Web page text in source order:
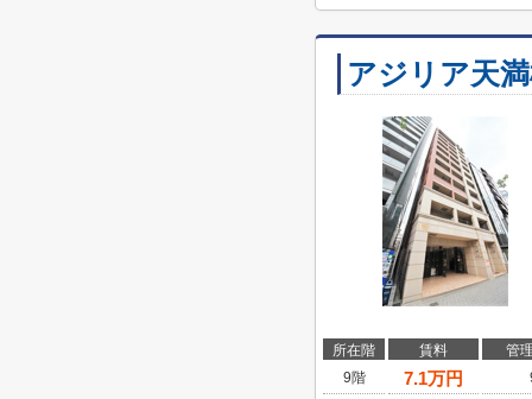
アジリア天
所在階 賃料
管
9階
7.1万円